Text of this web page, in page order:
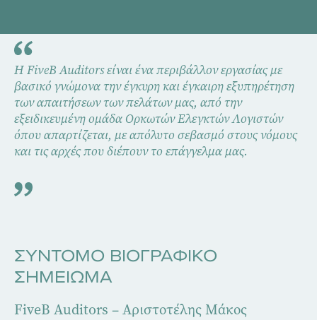
Η FiveB Auditors είναι ένα περιβάλλον εργασίας με
βασικό γνώμονα την έγκυρη και έγκαιρη εξυπηρέτηση
των απαιτήσεων των πελάτων μας, από την
εξειδικευμένη ομάδα Ορκωτών Ελεγκτών Λογιστών
όπου απαρτίζεται, με απόλυτο σεβασμό στους νόμους
και τις αρχές που διέπουν το επάγγελμα μας.
ΣΥΝΤΟΜΟ ΒΙΟΓΡΑΦΙΚΟ
ΣΗΜΕΙΩΜΑ
FiveB Auditors – Αριστοτέλης Μάκος